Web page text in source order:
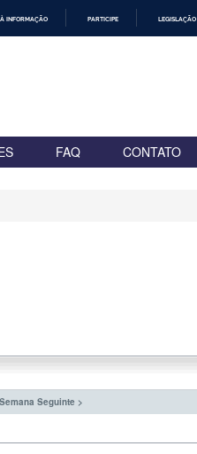
INFORMAÇÃO PARTICIPE LEGISLAÇÃO
FAQ CONTATO
Semana Seguinte >